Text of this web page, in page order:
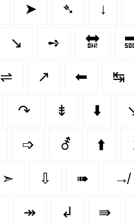
➤ ➴ ↓
↘️ ➺ 🔛
⇌ ↗ ⬅ ↹
↷ ⇟ ⬇️
➩ ⚦ ⬆️
➣ ⇩ ➠ ↛
↠ ↲ ⇛